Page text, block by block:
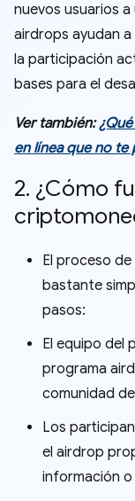
nuevos usuarios
airdrops ayudan
la participación
bases para el
Ver también:
en línea que no te
2. ¿Cómo
El proceso
bastante
pasos:
El equipo del
programa
comunidad
Los
el airdrop
información